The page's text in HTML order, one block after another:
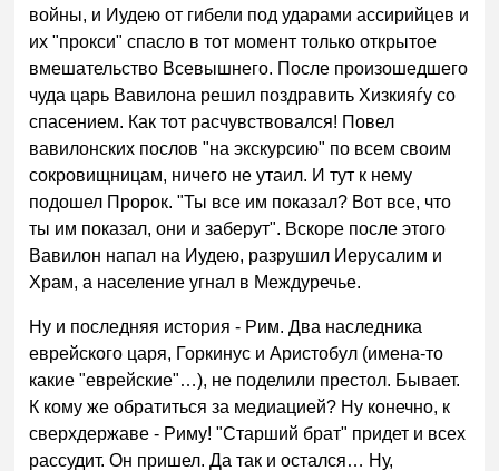
войны, и Иудею от гибели под ударами ассирийцев и
их "прокси" спасло в тот момент только открытое
вмешательство Всевышнего. После произошедшего
чуда царь Вавилона решил поздравить Хизкияѓу со
спасением. Как тот расчувствовался! Повел
вавилонских послов "на экскурсию" по всем своим
сокровищницам, ничего не утаил. И тут к нему
подошел Пророк. "Ты все им показал? Вот все, что
ты им показал, они и заберут". Вскоре после этого
Вавилон напал на Иудею, разрушил Иерусалим и
Храм, а население угнал в Междуречье.
Ну и последняя история - Рим. Два наследника
еврейского царя, Горкинус и Аристобул (имена-то
какие "еврейские"…), не поделили престол. Бывает.
К кому же обратиться за медиацией? Ну конечно, к
сверхдержаве - Риму! "Старший брат" придет и всех
рассудит. Он пришел. Да так и остался… Ну,